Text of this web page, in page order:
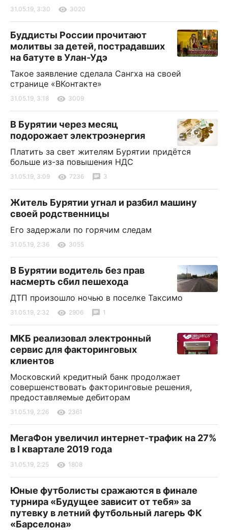
31.05.19, 3:30 3020
Буддисты России прочитают
молитвы за детей, пострадавших
на батуте в Улан-Удэ
Такое заявление сделала Сангха на своей
странице «ВКонтакте»
31.05.19, 3:18 3009
В Бурятии через месяц
подорожает электроэнергия
Платить за свет жителям Бурятии придётся
больше из-за повышения НДС
31.05.19, 3:09 7236 3
Житель Бурятии угнал и разбил машину
своей родственницы
Его задержали по горячим следам
31.05.19, 2:36 3055
В Бурятии водитель без прав
насмерть сбил пешехода
ДТП произошло ночью в поселке Таксимо
31.05.19, 2:32 2906 1
МКБ реализовал электронный
сервис для факторинговых
клиентов
Московский кредитный банк продолжает
совершенствовать факторинговые решения,
предоставляемые дебиторам
31.05.19, 2:26 2361
МегаФон увеличил интернет-трафик на 27%
в I квартале 2019 года
31.05.19, 2:25 1808
Юные футболисты сражаются в финале
турнира «Будущее зависит от тебя» за
путевку в летний футбольный лагерь ФК
«Барселона»